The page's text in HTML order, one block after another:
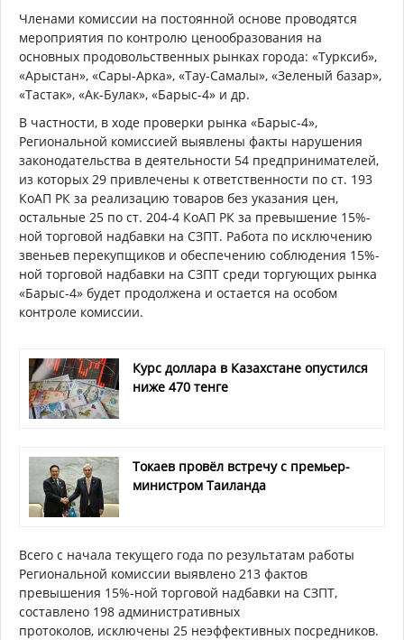
Членами комиссии на постоянной основе проводятся
мероприятия по контролю ценообразования на
основных продовольственных рынках города: «Турксиб»,
«Арыстан», «Сары-Арка», «Тау-Самалы», «Зеленый базар»,
«Тастак», «Ак-Булак», «Барыс-4» и др.
В частности, в ходе проверки рынка «Барыс-4»,
Региональной комиссией выявлены факты нарушения
законодательства в деятельности 54 предпринимателей,
из которых 29 привлечены к ответственности по ст. 193
КоАП РК за реализацию товаров без указания цен,
остальные 25 по ст. 204-4 КоАП РК за превышение 15%-
ной торговой надбавки на СЗПТ. Работа по исключению
звеньев перекупщиков и обеспечению соблюдения 15%-
ной торговой надбавки на СЗПТ среди торгующих рынка
«Барыс-4» будет продолжена и остается на особом
контроле комиссии.
Курс доллара в Казахстане опустился
ниже 470 тенге
Токаев провёл встречу с премьер-
министром Таиланда
Всего с начала текущего года по результатам работы
Региональной комиссии выявлено 213 фактов
превышения 15%-ной торговой надбавки на СЗПТ,
составлено 198 административных
протоколов, исключены 25 неэффективных посредников.